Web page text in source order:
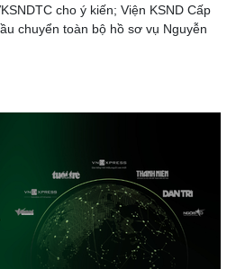
cho ý kiến; Viện KSND Cấp
chuyển toàn bộ hồ sơ vụ Nguyễn